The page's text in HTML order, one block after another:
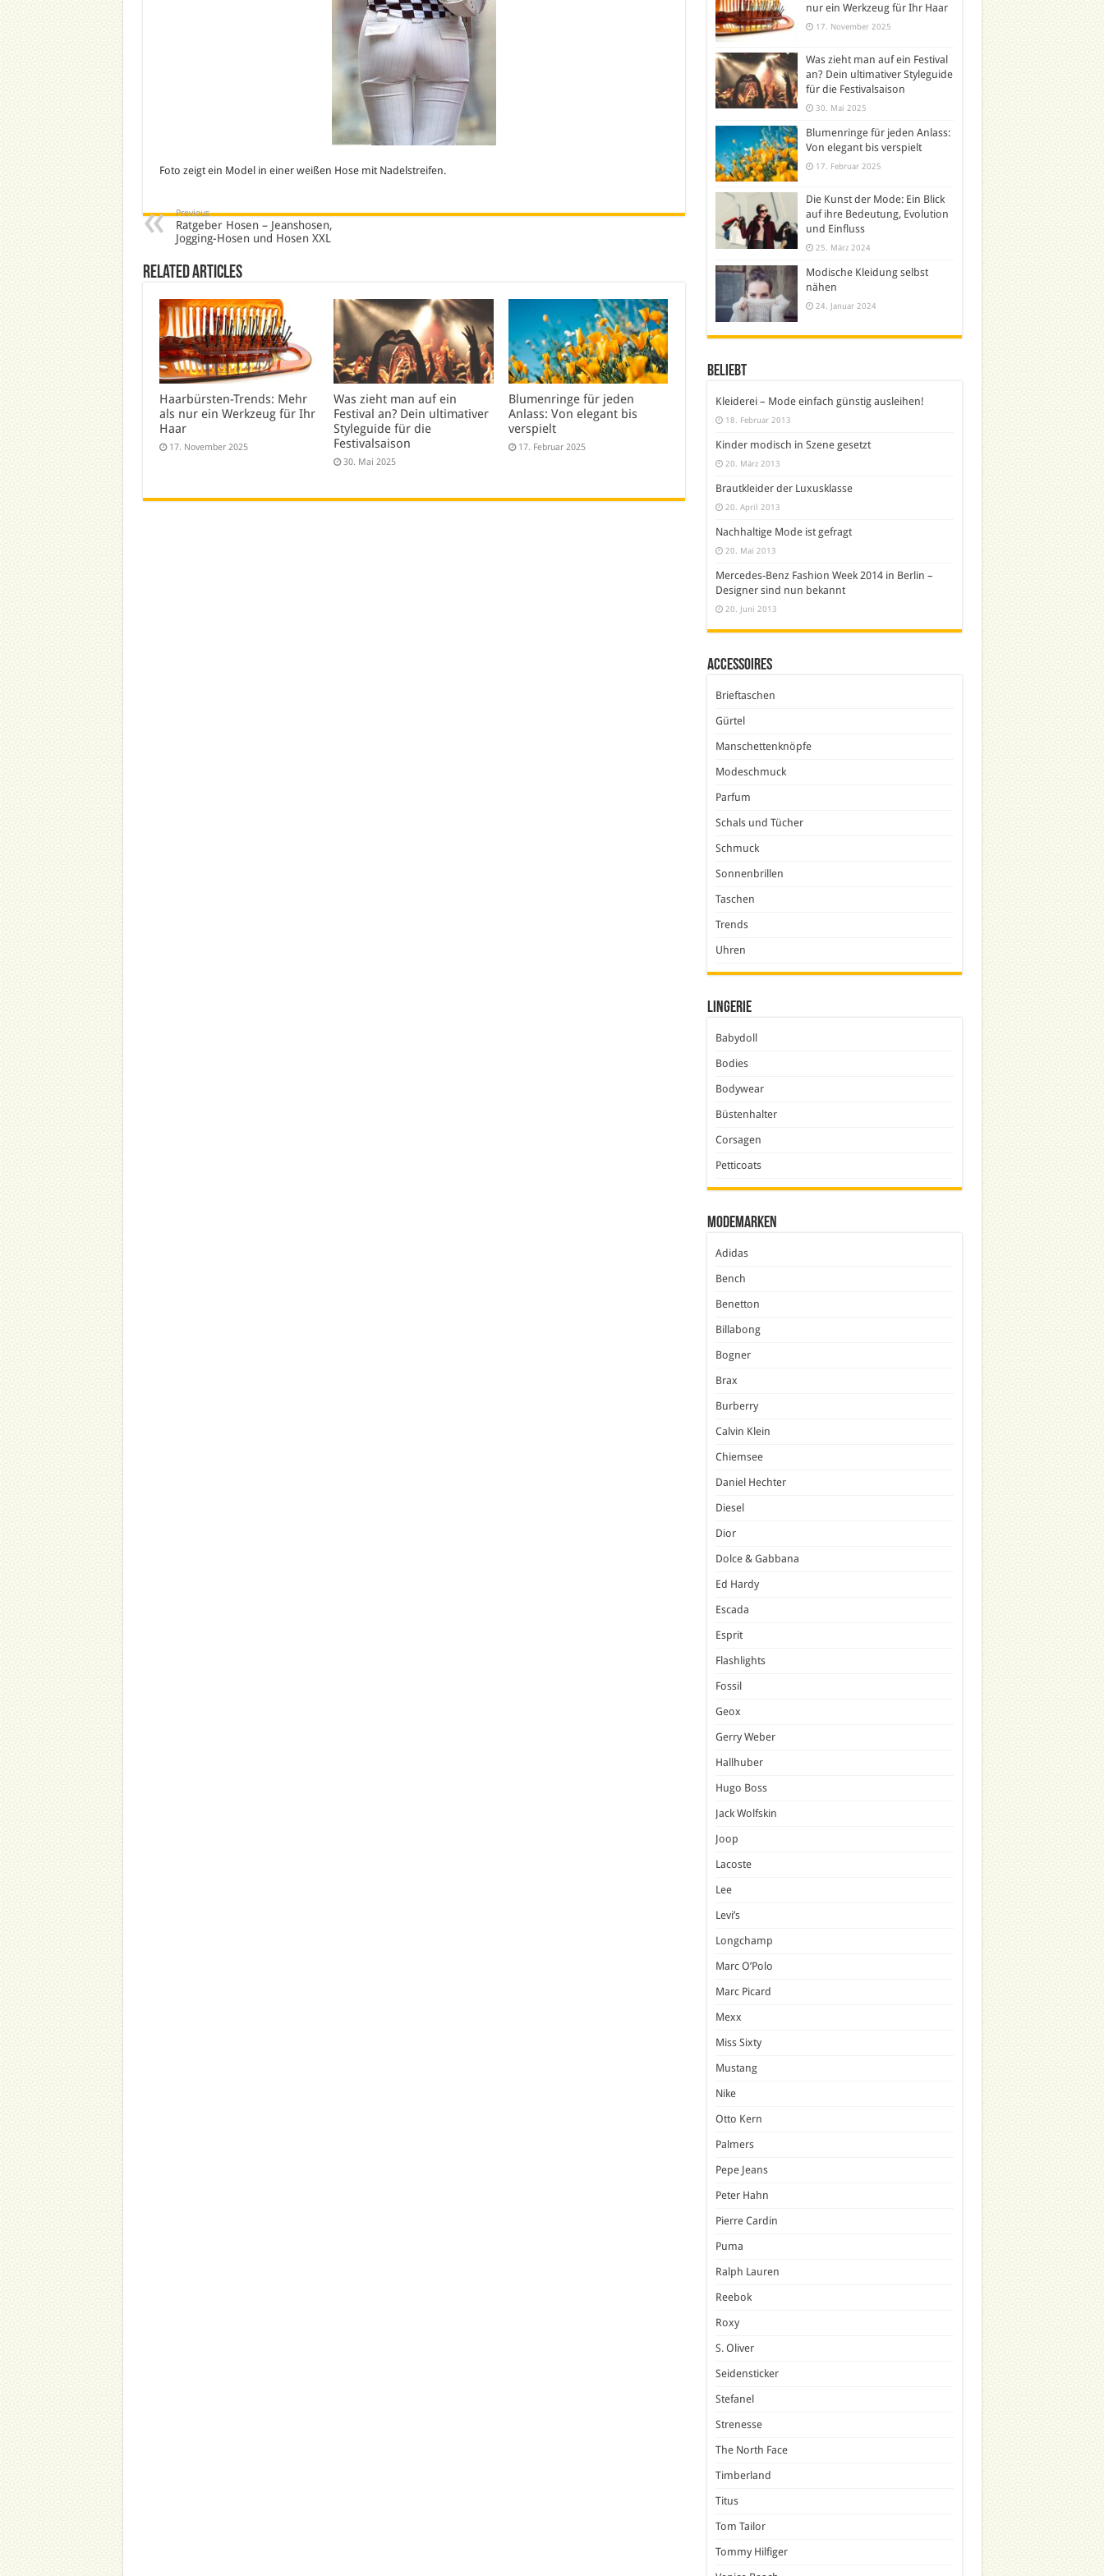
Foto zeigt ein Model in einer weißen Hose mit Nadelstreifen.
Previous
Ratgeber Hosen – Jeanshosen,
Jogging-Hosen und Hosen XXL
Related Articles
Haarbürsten-Trends: Mehr
als nur ein Werkzeug für Ihr
Haar
17. November 2025
Was zieht man auf ein
Festival an? Dein ultimativer
Styleguide für die
Festivalsaison
30. Mai 2025
Blumenringe für jeden
Anlass: Von elegant bis
verspielt
17. Februar 2025
nur ein Werkzeug für Ihr Haar
17. November 2025
Was zieht man auf ein Festival
an? Dein ultimativer Styleguide
für die Festivalsaison
30. Mai 2025
Blumenringe für jeden Anlass:
Von elegant bis verspielt
17. Februar 2025
Die Kunst der Mode: Ein Blick
auf ihre Bedeutung, Evolution
und Einfluss
25. März 2024
Modische Kleidung selbst
nähen
24. Januar 2024
Beliebt
Kleiderei – Mode einfach günstig ausleihen!
18. Februar 2013
Kinder modisch in Szene gesetzt
20. März 2013
Brautkleider der Luxusklasse
20. April 2013
Nachhaltige Mode ist gefragt
20. Mai 2013
Mercedes-Benz Fashion Week 2014 in Berlin –
Designer sind nun bekannt
20. Juni 2013
Accessoires
Brieftaschen
Gürtel
Manschettenknöpfe
Modeschmuck
Parfum
Schals und Tücher
Schmuck
Sonnenbrillen
Taschen
Trends
Uhren
Lingerie
Babydoll
Bodies
Bodywear
Büstenhalter
Corsagen
Petticoats
Modemarken
Adidas
Bench
Benetton
Billabong
Bogner
Brax
Burberry
Calvin Klein
Chiemsee
Daniel Hechter
Diesel
Dior
Dolce & Gabbana
Ed Hardy
Escada
Esprit
Flashlights
Fossil
Geox
Gerry Weber
Hallhuber
Hugo Boss
Jack Wolfskin
Joop
Lacoste
Lee
Levi’s
Longchamp
Marc O’Polo
Marc Picard
Mexx
Miss Sixty
Mustang
Nike
Otto Kern
Palmers
Pepe Jeans
Peter Hahn
Pierre Cardin
Puma
Ralph Lauren
Reebok
Roxy
S. Oliver
Seidensticker
Stefanel
Strenesse
The North Face
Timberland
Titus
Tom Tailor
Tommy Hilfiger